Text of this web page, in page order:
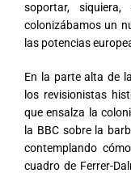
soportar,
colonizábamos un
las potencias
En la parte alta de
los revisionistas
que ensalza la
la BBC sobre la
contemplando
cuadro de Ferrer-